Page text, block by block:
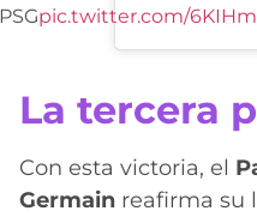
PSGpic.twitter.com/
La tercera
Con esta victoria, el
Germain reafirma su